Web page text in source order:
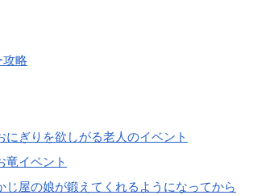
攻略
にぎりを欲しがる老人のイベント
竜イベント
じ屋の娘が鍛えてくれるようになってから